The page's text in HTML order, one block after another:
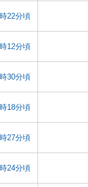
22分頃
12分頃
30分頃
18分頃
27分頃
24分頃